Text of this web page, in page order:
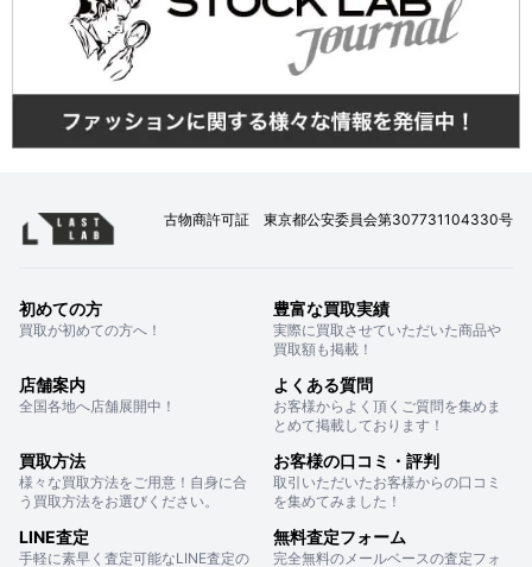
古物商許可証 東京都公安委員会第307731104330号
初めての方
買取が初めての方へ！
豊富な買取実績
実際に買取させていただいた商品や
買取額も掲載！
店舗案内
全国各地へ店舗展開中！
よくある質問
お客様からよく頂くご質問を集めま
とめて掲載しております！
買取方法
様々な買取方法をご用意！自身に合
う買取方法をお選びください。
お客様の口コミ・評判
取引いただいたお客様からの口コミ
を集めてみました！
LINE査定
手軽に素早く査定可能なLINE査定の
無料査定フォーム
完全無料のメールベースの査定フォ